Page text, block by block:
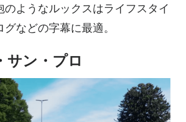
のようなルックスはライフスタイ
などの字幕に最適。
サン・プロ